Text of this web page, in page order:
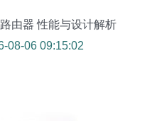
由器 性能与设计解析
08-06 09:15:02